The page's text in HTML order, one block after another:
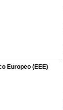
Europeo (EEE)